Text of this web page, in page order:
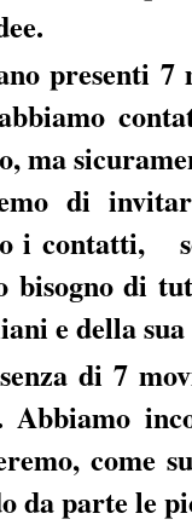
presenti 7
ma
di
i contatti,
bisogno di
e della sua
di 7
Abbiamo
come
da parte le